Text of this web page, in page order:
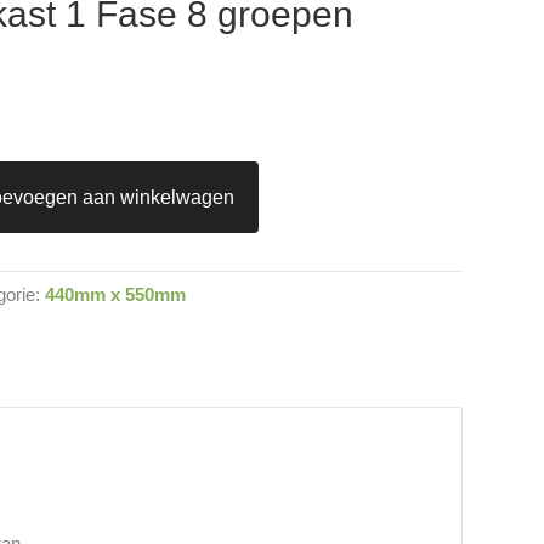
1 Fase 8 groepen
aan winkelwagen
440mm x 550mm